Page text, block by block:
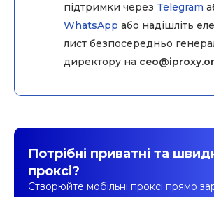
підтримки через Telegram
WhatsApp або надішліть
лист безпосередньо
директору на
Потрібні приватні та
проксі?
Створюйте мобільні проксі прямо